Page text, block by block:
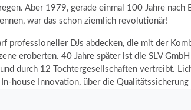
Aber 1979, gerade einmal 100 Jahre
war das schon ziemlich revolutionär!
professioneller DJs abdecken, die mit der
eroberten. 40 Jahre später ist die SLV
durch 12 Tochtergesellschaften vertreibt.
house Innovation, über die